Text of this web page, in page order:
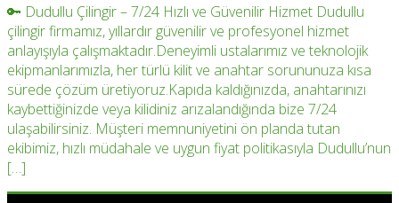
🔑 Dudullu Çilingir – 7/24 Hızlı ve Güvenilir Hizmet Dudullu
çilingir firmamız, yıllardır güvenilir ve profesyonel hizmet
anlayışıyla çalışmaktadır.Deneyimli ustalarımız ve teknolojik
ekipmanlarımızla, her türlü kilit ve anahtar sorununuza kısa
sürede çözüm üretiyoruz.Kapıda kaldığınızda, anahtarınızı
kaybettiğinizde veya kilidiniz arızalandığında bize 7/24
ulaşabilirsiniz. Müşteri memnuniyetini ön planda tutan
ekibimiz, hızlı müdahale ve uygun fiyat politikasıyla Dudullu’nun
[…]